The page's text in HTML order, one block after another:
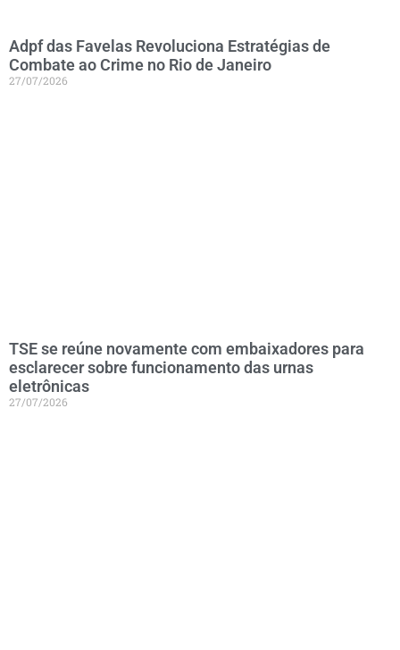
Adpf das Favelas Revoluciona Estratégias de
Combate ao Crime no Rio de Janeiro
27/07/2026
TSE se reúne novamente com embaixadores para
esclarecer sobre funcionamento das urnas
eletrônicas
27/07/2026